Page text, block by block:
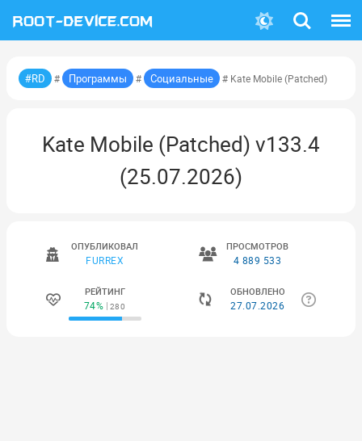
Поиск
#RD # Программы # Социальные # Kate Mobile (Patched)
Kate Mobile (Patched) v133.4
(25.07.2026)
ОПУБЛИКОВАЛ
FURREX
ПРОСМОТРОВ
4 889 533
РЕЙТИНГ
74% 280
ОБНОВЛЕНО
27.07.2026